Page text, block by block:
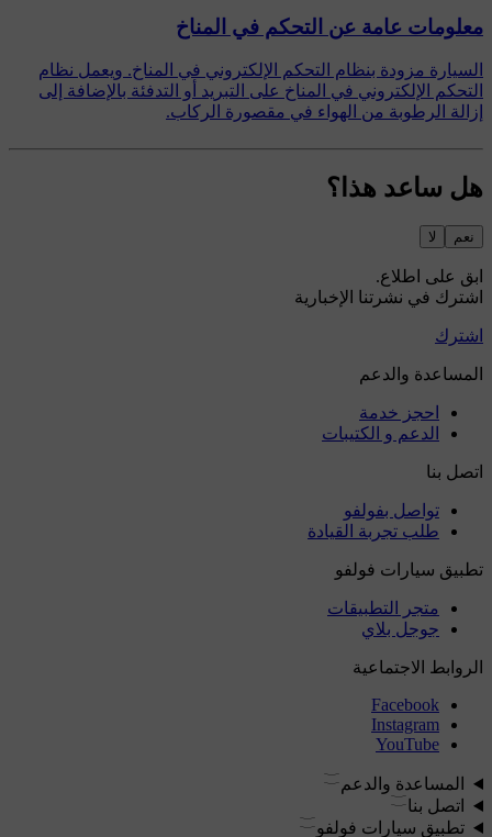
معلومات عامة عن التحكم في المناخ
السيارة مزودة بنظام التحكم الإلكتروني في المناخ. ويعمل نظام
التحكم الإلكتروني في المناخ على التبريد أو التدفئة بالإضافة إلى
إزالة الرطوبة من الهواء في مقصورة الركاب.
هل ساعد هذا؟
نعم لا